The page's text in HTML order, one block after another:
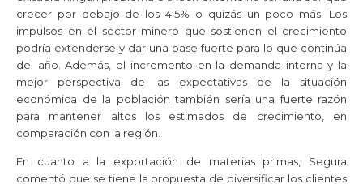
crecer por debajo de los 4.5% o quizás un poco más. Los
impulsos en el sector minero que sostienen el crecimiento
podría extenderse y dar una base fuerte para lo que continúa
del año. Además, el incremento en la demanda interna y la
mejor perspectiva de las expectativas de la situación
económica de la población también sería una fuerte razón
para mantener altos los estimados de crecimiento, en
comparación con la región.
En cuanto a la exportación de materias primas, Segura
comentó que se tiene la propuesta de diversificar los clientes